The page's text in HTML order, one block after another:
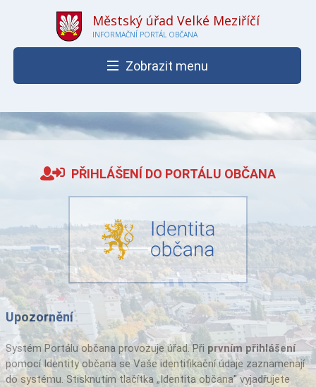
Městský úřad Velké Meziříčí
INFORMAČNÍ PORTÁL OBČANA
Zobrazit menu
PŘIHLÁŠENÍ DO PORTÁLU OBČANA
Upozornění
Systém Portálu občana provozuje úřad. Při prvním přihlášení
pomocí Identity občana se Vaše identifikační údaje zaznamenají
do systému. Stisknutím tlačítka „Identita občana" vyjadřujete